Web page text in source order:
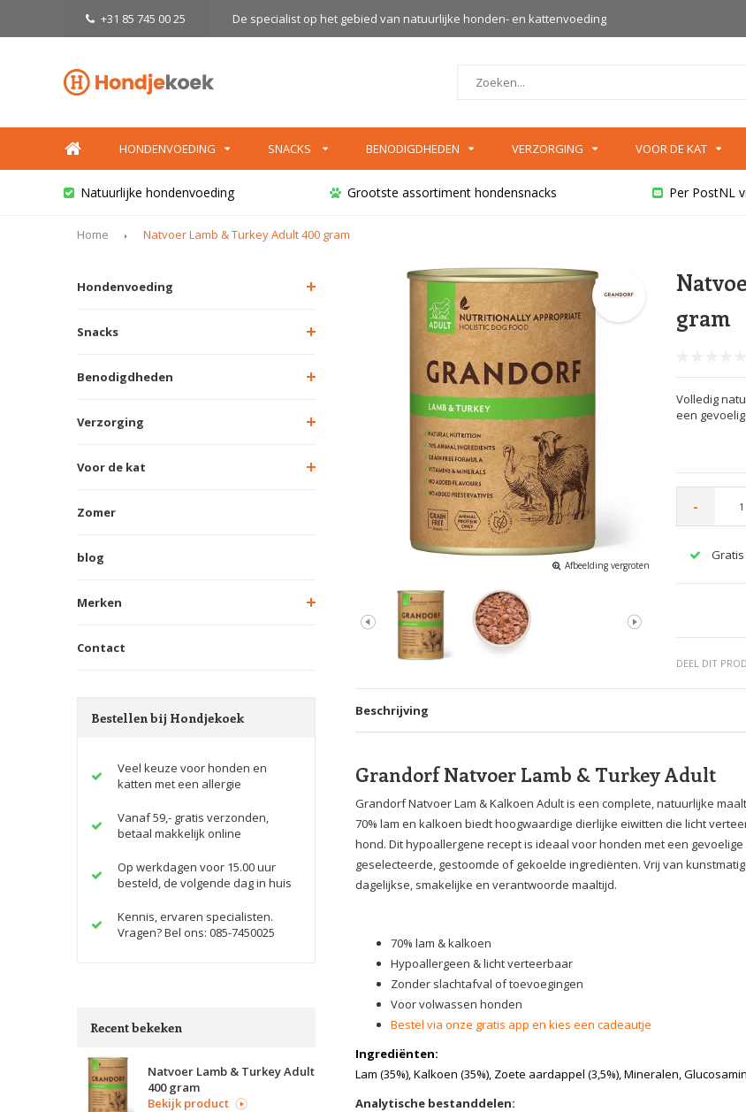
+31 85 745 00 25 De specialist op het gebied van natuurlijke honden- en kattenvoeding
HONDENVOEDING SNACKS BENODIGDHEDEN VERZORGING VOOR DE KAT
Natuurlijke hondenvoeding Grootste assortiment hondensnacks Per PostNL
Home Natvoer Lamb & Turkey Adult 400 gram
Hondenvoeding
Snacks
Benodigdheden
Verzorging
Voor de kat
Zomer
blog
Merken
Contact
Bestellen bij Hondjekoek
Veel keuze voor honden en
katten met een allergie
Vanaf 59,- gratis verzonden,
betaal makkelijk online
Op werkdagen voor 15.00 uur
besteld, de volgende dag in huis
Kennis, ervaren specialisten.
Vragen? Bel ons: 085-7450025
Recent bekeken
Natvoer Lamb & Turkey Adult
400 gram
Bekijk product
Afbeelding vergroten
gram
Volledig
een
-
DEEL DIT
Beschrijving
Grandorf Natvoer Lamb & Turkey Adult
Grandorf Natvoer Lam & Kalkoen Adult is een complete, natuurlijke
70% lam en kalkoen biedt hoogwaardige dierlijke eiwitten die licht
hond. Dit hypoallergene recept is ideaal voor honden met een
geselecteerde, gestoomde of gekoelde ingrediënten. Vrij van
dagelijkse, smakelijke en verantwoorde maaltijd.
70% lam & kalkoen
Hypoallergeen & licht verteerbaar
Zonder slachtafval of toevoegingen
Voor volwassen honden
Bestel via onze gratis app en kies een cadeautje
Ingrediënten:
Lam (35%), Kalkoen (35%), Zoete aardappel (3,5%), Mineralen,
Analytische bestanddelen: